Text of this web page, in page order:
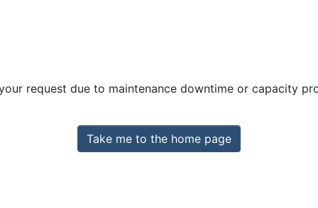
request due to maintenance downtime or capacity
Take me to the home page